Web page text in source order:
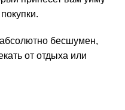
бесшумен,
от отдыха или